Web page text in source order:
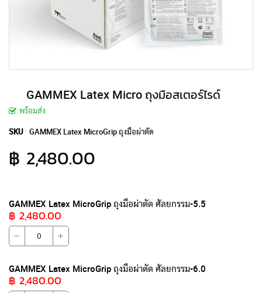
GAMMEX Latex Micro ถุงมือสเตอร์ไรด์
พร้อมส่ง
SKU
GAMMEX Latex MicroGrip ถุงมือผ่าตัด
฿ 2,480.00
สินค้า
ที่
จัด
กลุ่ม
GAMMEX Latex MicroGrip ถุงมือผ่าตัด ศัลยกรรม-5.5
฿ 2,480.00
GAMMEX Latex MicroGrip ถุงมือผ่าตัด ศัลยกรรม-6.0
฿ 2,480.00